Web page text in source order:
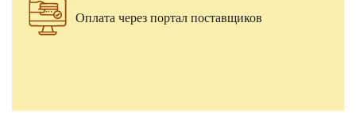
Оплата через портал поставщиков